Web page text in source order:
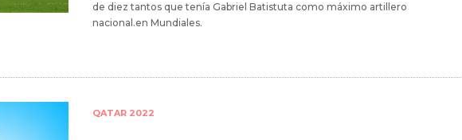
de diez tantos que tenía Gabriel Batistuta como máximo artillero
nacional.en Mundiales.
QATAR 2022